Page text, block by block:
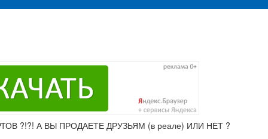
?!?! А ВЫ ПРОДАЕТЕ ДРУЗЬЯМ (в реале) ИЛИ НЕТ ?